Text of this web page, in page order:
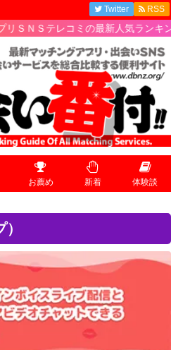
レコミの最新人気ランキング情報!
お薦め 新着 体験談
Twitter RSS